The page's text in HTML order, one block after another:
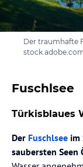
Der traumhafte
Fuschlsee
Türkisblaues
Der Fuschlsee im
saubersten Seen